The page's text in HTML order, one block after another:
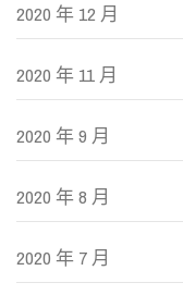
2020 年 12 月
2020 年 11 月
2020 年 9 月
2020 年 8 月
2020 年 7 月